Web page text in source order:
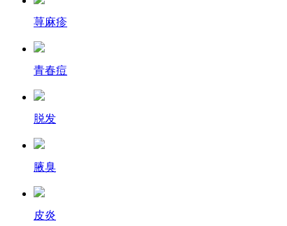
荨麻疹
青春痘
脱发
腋臭
皮炎